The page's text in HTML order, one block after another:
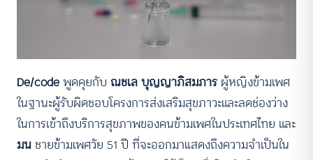
De/codeพูดคุยกับ ณชเล บุญญาภิสมภาร ผู้หญิงข้ามเพศ
ในฐานะผู้รับผิดชอบโครงการส่งเสริมสุขภาวะและลดช่องว่าง
ในการเข้าถึงบริการสุขภาพของคนข้ามเพศในประเทศไทย และ
มน ชายข้ามเพศวัย 51 ปี ที่จะออกมาแสดงถึงความจำเป็นใน